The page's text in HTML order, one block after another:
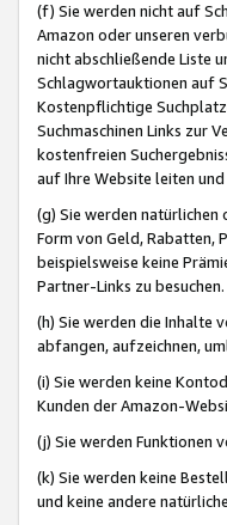
(f) Sie werden nicht auf
Amazon oder unseren
nicht abschließende Liste
Schlagwortauktionen auf
Kostenpflichtige
Suchmaschinen Links zur
kostenfreien
auf Ihre Website leiten
(g) Sie werden natürlichen
Form von Geld, Rabatten,
beispielsweise keine
Partner-Links zu besuchen.
(h) Sie werden die Inhalte
abfangen, aufzeichnen,
(i) Sie werden keine
Kunden der Amazon-
(j) Sie werden Funktionen
(k) Sie werden keine
und keine andere